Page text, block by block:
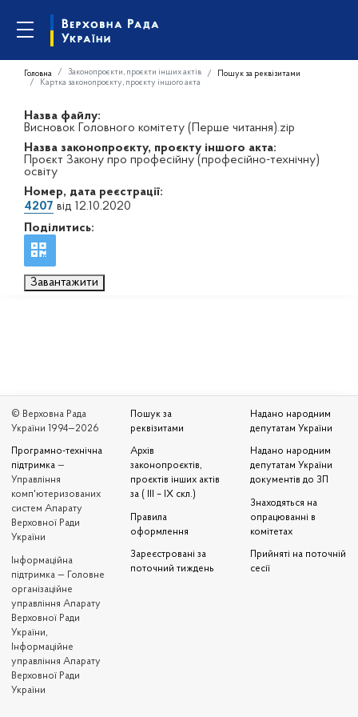
Головна Законопроєкти, проєкти інших актів
Пошук за реквізитами
Картка законопроєкту, проєкту іншого акта
Назва файлу:
Висновок Головного комітету (Перше читання).zip
Назва законопроєкту, проєкту іншого акта:
Проєкт Закону про професійну (професійно-технічну)
освіту
Номер, дата реєстрації:
4207 від 12.10.2020
Поділитись:
Завантажити
© Верховна Рада
України 1994—2026
Програмно-технічна
підтримка —
Управління
комп'ютеризованих
систем Апарату
Верховної Ради
України
Iнформаційна
підтримка — Головне
організаційне
управління Апарату
Верховної Ради
України,
Інформаційне
управління Апарату
Верховної Ради
України
Пошук за
реквізитами
Архів
законопроєктів,
проєктів інших актів
за ( III – IX скл.)
Правила
оформлення
Зареєстровані за
поточний тиждень
Надано народним
депутатам України
Надано народним
депутатам України
документів до ЗП
Знаходяться на
опрацюванні в
комітетах
Прийняті на поточній
сесії